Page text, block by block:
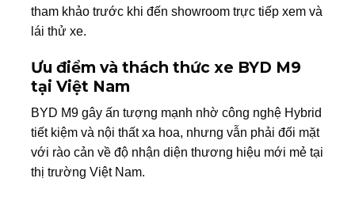
tham khảo trước khi đến showroom trực tiếp xem và
lái thử xe.
Ưu điểm và thách thức xe BYD M9
tại Việt Nam
BYD M9 gây ấn tượng mạnh nhờ công nghệ Hybrid
tiết kiệm và nội thất xa hoa, nhưng vẫn phải đối mặt
với rào cản về độ nhận diện thương hiệu mới mẻ tại
thị trường Việt Nam.